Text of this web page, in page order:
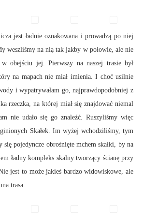
jest ładnie oznakowana i prowadzą po niej
weszliśmy na nią tak jakby w połowie, ale nie
w obejściu jej. Pierwszy na naszej trasie był
na mapach nie miał imienia. I choć usilnie
i wypatrywałam go, najprawdopodobniej z
rzeczka, na której miał się znajdować niemal
nie udało się go znaleźć. Ruszyliśmy więc
Skałek. Im wyżej wchodziliśmy, tym
się pojedyncze obrośnięte mchem skałki, by na
ładny kompleks skalny tworzący ścianę przy
jest to może jakieś bardzo widowiskowe, ale
trasa.